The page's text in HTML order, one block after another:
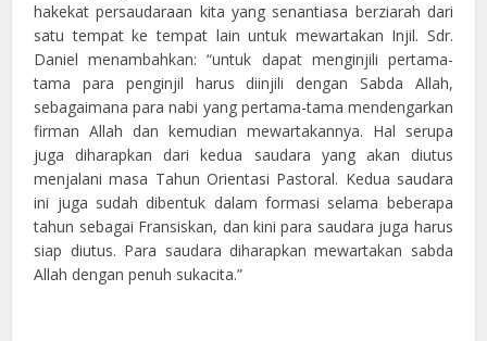
hakekat persaudaraan kita yang senantiasa berziarah dari
satu tempat ke tempat lain untuk mewartakan Injil. Sdr.
Daniel menambahkan: “untuk dapat menginjili pertama-
tama para penginjil harus diinjili dengan Sabda Allah,
sebagaimana para nabi yang pertama-tama mendengarkan
firman Allah dan kemudian mewartakannya. Hal serupa
juga diharapkan dari kedua saudara yang akan diutus
menjalani masa Tahun Orientasi Pastoral. Kedua saudara
ini juga sudah dibentuk dalam formasi selama beberapa
tahun sebagai Fransiskan, dan kini para saudara juga harus
siap diutus. Para saudara diharapkan mewartakan sabda
Allah dengan penuh sukacita.”